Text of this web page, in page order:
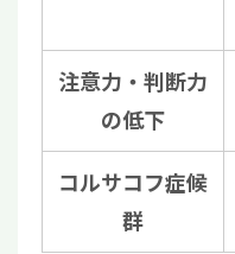
注意力・判断力
の低下
コルサコフ症候
群